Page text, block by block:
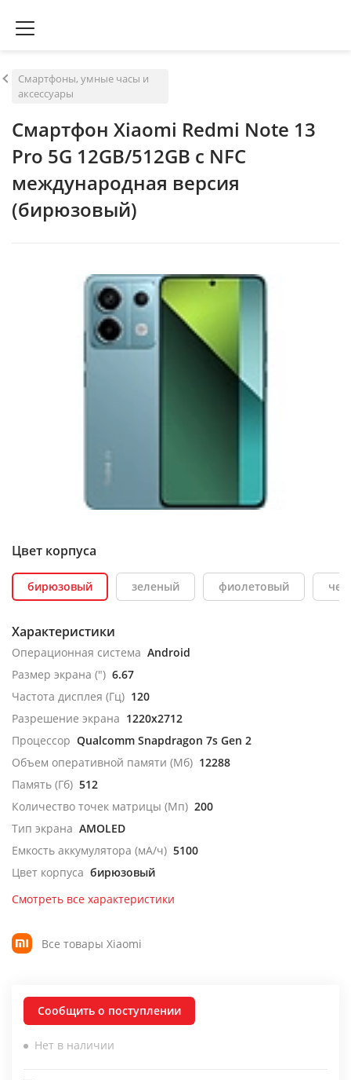
Смартфоны, умные часы и
аксессуары
Смартфон Xiaomi Redmi Note 13
Pro 5G 12GB/512GB с NFC
международная версия
(бирюзовый)
Цвет корпуса
бирюзовый зеленый фиолетовый
Характеристики
Операционная система Android
Размер экрана (") 6.67
Частота дисплея (Гц) 120
Разрешение экрана 1220x2712
Процессор Qualcomm Snapdragon 7s Gen 2
Объем оперативной памяти (Мб) 12288
Память (Гб) 512
Количество точек матрицы (Мп) 200
Тип экрана AMOLED
Емкость аккумулятора (мА/ч) 5100
Цвет корпуса бирюзовый
Смотреть все характеристики
Все товары Xiaomi
Сообщить о поступлении
Нет в наличии